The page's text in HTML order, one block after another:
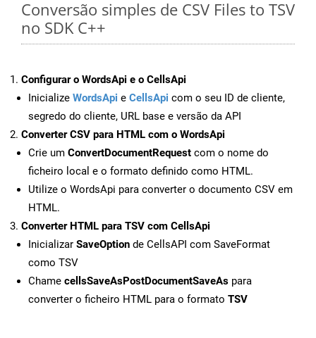
Conversão simples de CSV Files to TSV
no SDK C++
Configurar o WordsApi e o CellsApi
Inicialize WordsApi e CellsApi com o seu ID de cliente,
segredo do cliente, URL base e versão da API
Converter CSV para HTML com o WordsApi
Crie um ConvertDocumentRequest com o nome do
ficheiro local e o formato definido como HTML.
Utilize o WordsApi para converter o documento CSV em
HTML.
Converter HTML para TSV com CellsApi
Inicializar SaveOption de CellsAPI com SaveFormat
como TSV
Chame cellsSaveAsPostDocumentSaveAs para
converter o ficheiro HTML para o formato TSV